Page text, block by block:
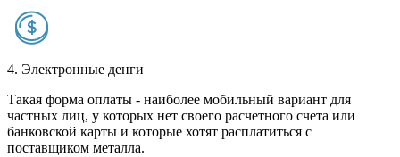
4. Электронные денги
Такая форма оплаты - наиболее мобильный вариант для
частных лиц, у которых нет своего расчетного счета или
банковской карты и которые хотят расплатиться с
поставщиком металла.